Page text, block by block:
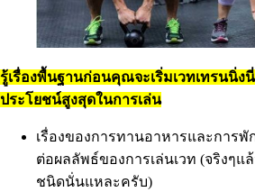
รู้เรื่องพื้นฐานก่อนคุณจะเริ่มเวทเทรนนิ่ง
ประโยชน์สูงสุดในการเล่น
เรื่องของการทานอาหารและการ
ต่อผลลัพธ์ของการเล่นเวท (จริงๆแ
ชนิดนั่นแหละครับ)